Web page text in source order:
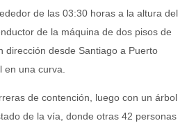
de las 03:30 horas a la altura del
de la máquina de dos pisos de
dirección desde Santiago a Puerto
una curva.
de contención, luego con un árbol
de la vía, donde otras 42 personas